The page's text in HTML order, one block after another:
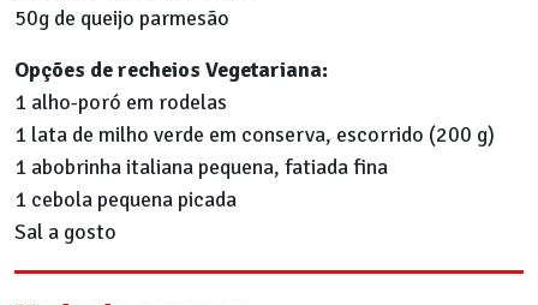
50g de queijo parmesão
Opções de recheios Vegetariana:
1 alho-poró em rodelas
1 lata de milho verde em conserva, escorrido (200 g)
1 abobrinha italiana pequena, fatiada fina
1 cebola pequena picada
Sal a gosto